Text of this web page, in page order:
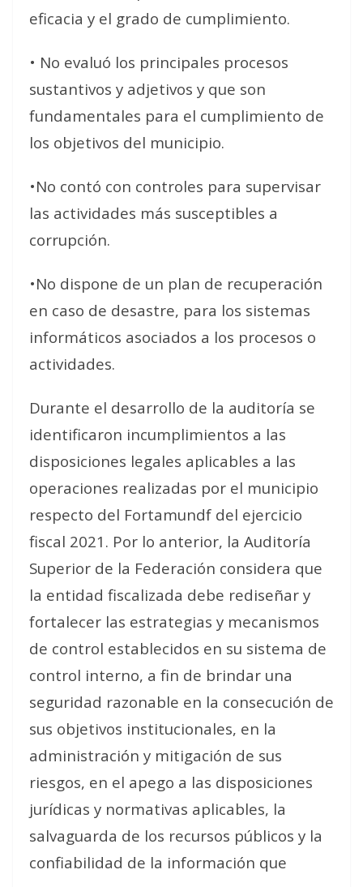
eficacia y el grado de cumplimiento.
• No evaluó los principales procesos
sustantivos y adjetivos y que son
fundamentales para el cumplimiento de
los objetivos del municipio.
•No contó con controles para supervisar
las actividades más susceptibles a
corrupción.
•No dispone de un plan de recuperación
en caso de desastre, para los sistemas
informáticos asociados a los procesos o
actividades.
Durante el desarrollo de la auditoría se
identificaron incumplimientos a las
disposiciones legales aplicables a las
operaciones realizadas por el municipio
respecto del Fortamundf del ejercicio
fiscal 2021. Por lo anterior, la Auditoría
Superior de la Federación considera que
la entidad fiscalizada debe rediseñar y
fortalecer las estrategias y mecanismos
de control establecidos en su sistema de
control interno, a fin de brindar una
seguridad razonable en la consecución de
sus objetivos institucionales, en la
administración y mitigación de sus
riesgos, en el apego a las disposiciones
jurídicas y normativas aplicables, la
salvaguarda de los recursos públicos y la
confiabilidad de la información que